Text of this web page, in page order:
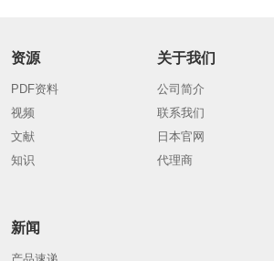
资源
PDF资料
视频
文献
知识
关于我们
公司简介
联系我们
日本官网
代理商
新闻